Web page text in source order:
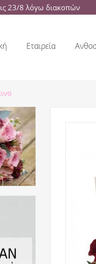
23/8 λόγω διακοπών
Εταιρεία